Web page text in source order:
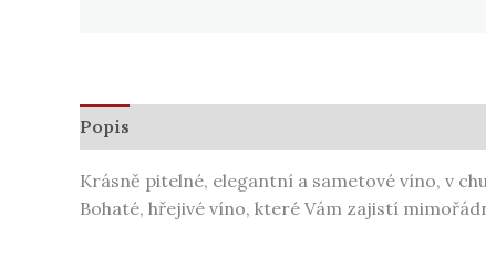
Popis
Krásně pitelné, elegantní a sametové víno, v
Bohaté, hřejivé víno, které Vám zajistí